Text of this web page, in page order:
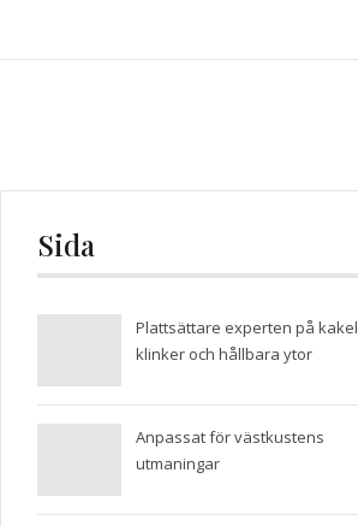
navigation
Sida
Plattsättare experten på kakel
klinker och hållbara ytor
Anpassat för västkustens
utmaningar